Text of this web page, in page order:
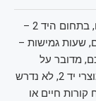
דרושים דרושות לעבודה בשירות לקוחות קל ונוח, בתחום היד 2 –
שעות גמישות –
מדובר על
מענה טלפוני ופיזי ללקוחות המעוניינים לקחת מוצרי יד 2, לא נדרש
ניתן לשלוח קורות חיים או